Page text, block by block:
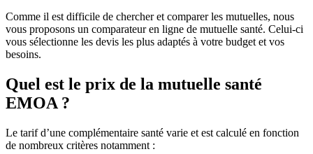
Comme il est difficile de chercher et comparer les mutuelles, nous
vous proposons un comparateur en ligne de mutuelle santé. Celui-ci
vous sélectionne les devis les plus adaptés à votre budget et vos
besoins.
Quel est le prix de la mutuelle santé
EMOA ?
Le tarif d’une complémentaire santé varie et est calculé en fonction
de nombreux critères notamment :